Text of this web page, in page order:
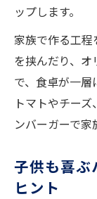
ップします。
家族で作る工
を挟んだり、
で、食卓が一
トマトやチー
ンバーガーで家
子供も喜ぶ
ヒント